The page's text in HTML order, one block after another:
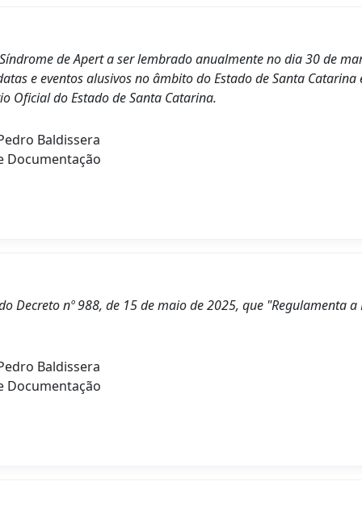
de Apert a ser lembrado anualmente no dia 30 de
e eventos alusivos no âmbito do Estado de Santa
Oficial do Estado de Santa Catarina.
Baldissera
Documentação
Decreto nº 988, de 15 de maio de 2025, que "Regulamenta
Baldissera
Documentação